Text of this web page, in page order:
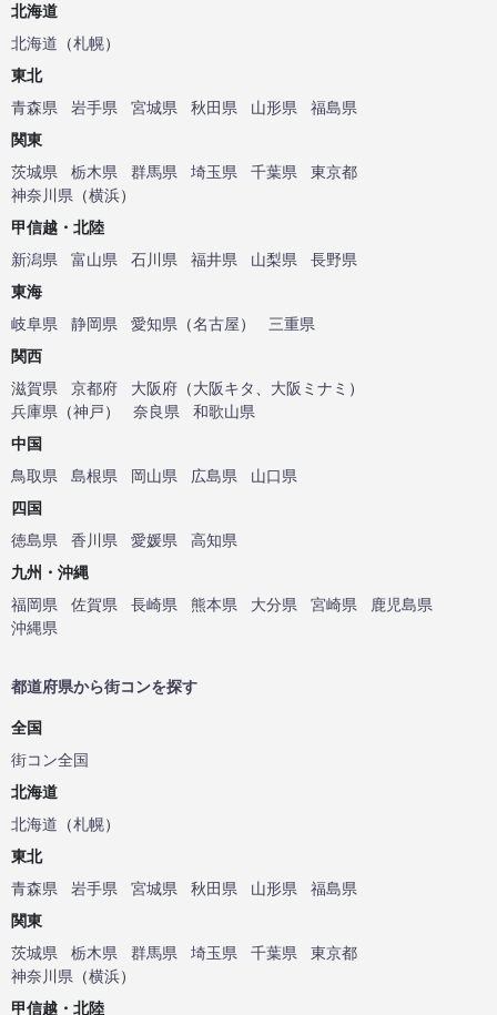
北海道
北海道 （札幌）
東北
青森県
岩手県 宮城県 秋田県 山形県
福島県
関東
茨城県
栃木県 群馬県 埼玉県 千葉県
東京都
神奈川県 （横浜）
甲信越・北陸
新潟県
富山県 石川県 福井県 山梨県
長野県
東海
岐阜県
静岡県 愛知県 （名古屋）
三重県
関西
滋賀県
京都府 大阪府 （大阪キタ 大阪ミナミ ）
兵庫県 （神戸） 奈良県
和歌山県
中国
鳥取県
島根県 岡山県 広島県
山口県
四国
徳島県
香川県 愛媛県
高知県
九州・沖縄
福岡県
佐賀県 長崎県 熊本県 大分県 宮崎県
鹿児島県
沖縄県
都道府県から街コンを探す
全国
街コン全国
北海道
北海道 （札幌）
東北
青森県
岩手県 宮城県 秋田県 山形県
福島県
関東
茨城県
栃木県 群馬県 埼玉県 千葉県
東京都
神奈川県 （横浜）
甲信越・北陸